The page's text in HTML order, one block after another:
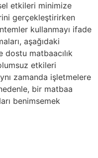
etkileri minimize
gerçekleştirirken
kullanmayı ifade
aşağıdaki
dostu matbaacılık
etkileri
zamanda işletmelere
bir matbaa
benimsemek